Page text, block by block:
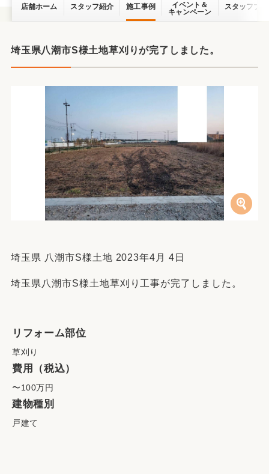
店舗ホーム スタッフ紹介 施工事例
イベント＆
キャンペーン
スタッフブ
埼玉県八潮市S様土地草刈りが完了しました。
埼玉県 八潮市S様土地 2023年4月 4日
埼玉県八潮市S様土地草刈り工事が完了しました。
リフォーム部位
草刈り
費用（税込）
〜100万円
建物種別
戸建て